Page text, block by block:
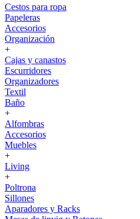
Cestos para ropa
Papeleras
Accesorios
Organización
+
Cajas y canastos
Escurridores
Organizadores
Textil
Baño
+
Alfombras
Accesorios
Muebles
+
Living
+
Poltrona
Sillones
Aparadores y Racks